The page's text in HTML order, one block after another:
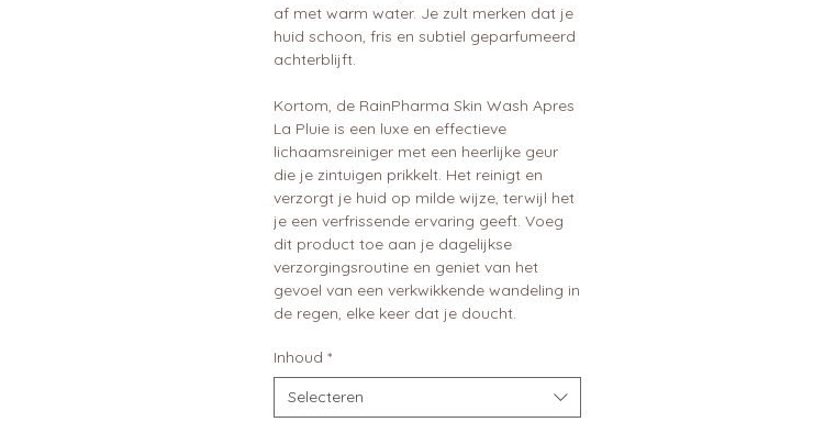
af met warm water. Je zult merken dat je
huid schoon, fris en subtiel geparfumeerd
achterblijft.
Kortom, de RainPharma Skin Wash Apres
La Pluie is een luxe en effectieve
lichaamsreiniger met een heerlijke geur
die je zintuigen prikkelt. Het reinigt en
verzorgt je huid op milde wijze, terwijl het
je een verfrissende ervaring geeft. Voeg
dit product toe aan je dagelijkse
verzorgingsroutine en geniet van het
gevoel van een verkwikkende wandeling in
de regen, elke keer dat je doucht.
Inhoud *
Selecteren